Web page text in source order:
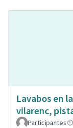
Lavabos en
vilarenc,
Participantes